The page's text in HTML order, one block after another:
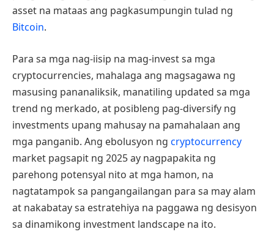
asset na mataas ang pagkasumpungin tulad ng
Bitcoin.
Para sa mga nag-iisip na mag-invest sa mga
cryptocurrencies, mahalaga ang magsagawa ng
masusing pananaliksik, manatiling updated sa mga
trend ng merkado, at posibleng pag-diversify ng
investments upang mahusay na pamahalaan ang
mga panganib. Ang ebolusyon ng cryptocurrency
market pagsapit ng 2025 ay nagpapakita ng
parehong potensyal nito at mga hamon, na
nagtatampok sa pangangailangan para sa may alam
at nakabatay sa estratehiya na paggawa ng desisyon
sa dinamikong investment landscape na ito.